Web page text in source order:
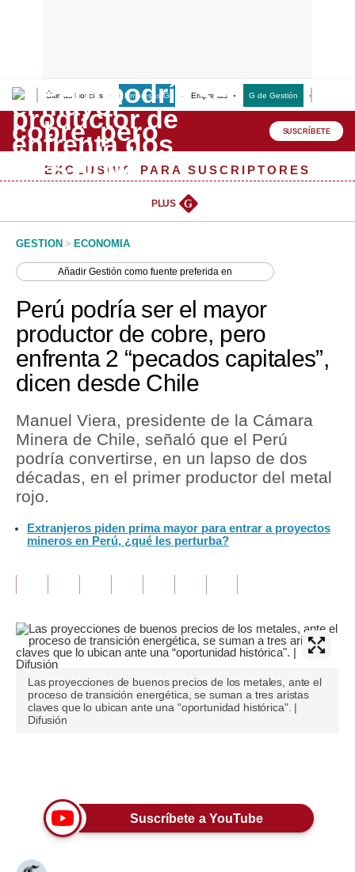
Últimas Noticias Empresas G Empresas G de Gestión
Lo último
Peru Quiosco
Management & Empleo
Perú
Política
Tu Dinero
Finanzas Personales
Inmobiliarias
Plus G
Editorial
Pregunta de hoy
Tendencias
Lujo
Viajes
EEUU
México
SUSCRÍBETE
EXCLUSIVO PARA SUSCRIPTORES
PLUS G
GESTION > ECONOMIA
AñadirGestión como fuente preferida en
Perú podría ser el mayor
productor de cobre, pero
enfrenta 2 “pecados capitales”,
dicen desde Chile
Manuel Viera, presidente de la Cámara
Minera de Chile, señaló que el Perú
podría convertirse, en un lapso de dos
décadas, en el primer productor del metal
rojo.
Extranjeros piden prima mayor para entrar a proyectos
mineros en Perú, ¿qué les perturba?
Las proyecciones de buenos precios de los metales, ante el
proceso de transición energética, se suman a tres aristas
claves que lo ubican ante una “oportunidad histórica". |
Difusión
Suscríbete a YouTube